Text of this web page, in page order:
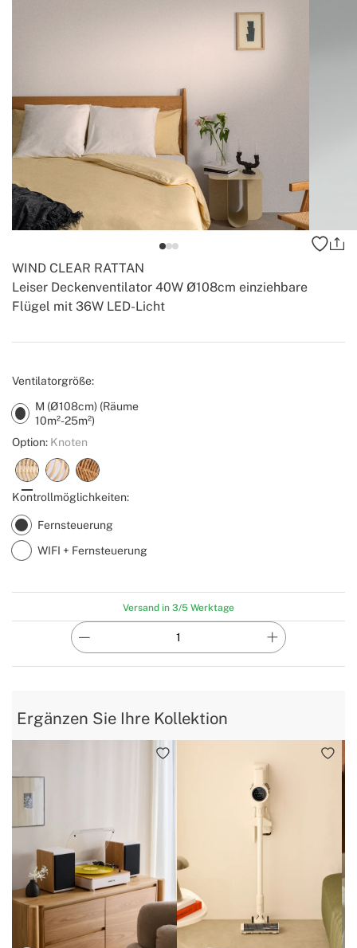
Leiser Deckenventilator 40W Ø108cm einziehbare
Flügel mit 36W LED-Licht
WIND CLEAR RATTAN
Create
Ventilatorgröße:
M (Ø108cm) (Räume
10m²-25m²)
Option: Knoten
Kontrollmöglichkeiten:
Fernsteuerung
WIFI + Fernsteuerung
Versand in 3/5 Werktage
Ergänzen Sie Ihre Kollektion